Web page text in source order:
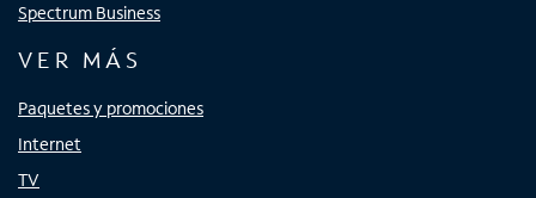
Spectrum Business
VER MÁS
Paquetes y promociones
Internet
TV